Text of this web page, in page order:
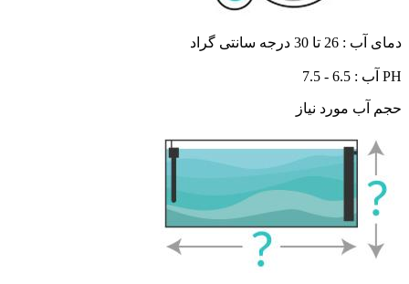
دمای آب : 26 تا 30 درجه سانتی گراد
PH آب : 6.5 - 7.5
حجم آب مورد نیاز